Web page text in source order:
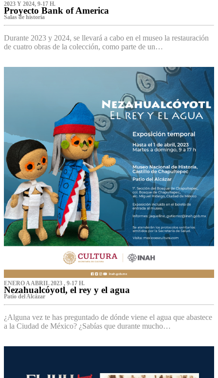
2023 Y 2024, 9-17 H.
Proyecto Bank of America
S‌alas de historia
Durante 2023 y 2024, se llevará a cabo en el museo la restauración
de cuatro obras de la colección, como parte de un…
ENERO A ABRIL 2023 , 9-17 H.
Nezahualcóyotl, el rey y el agua
Patio del Alcázar
¿Alguna vez te has preguntado de dónde viene el agua que abastece
a la Ciudad de México? ¿Sabías que durante mucho…